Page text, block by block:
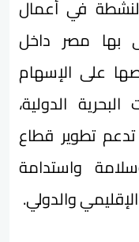
في أعمال
بها مصر داخل
على الإسهام
الدولية،
تطوير قطاع
واستدامة
والدولي.